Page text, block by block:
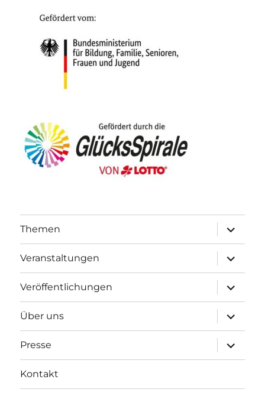
Themen
öffnen
Veranstaltungen
öffnen
Veröffentlichungen
öffnen
Über uns
öffnen
Presse
öffnen
Kontakt